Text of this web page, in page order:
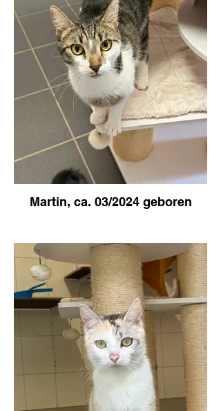
Martin, ca. 03/2024 geboren